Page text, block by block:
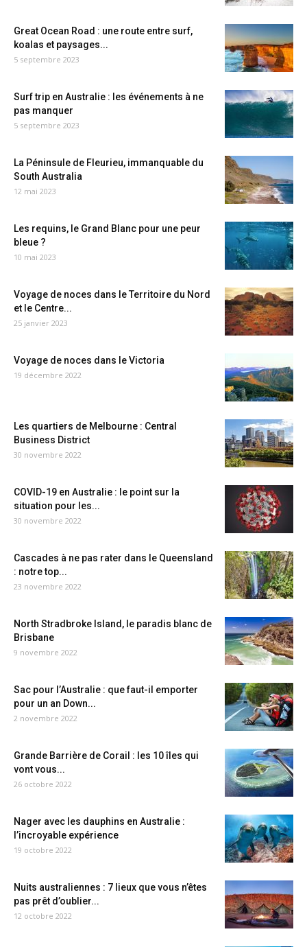
Great Ocean Road : une route entre surf,
koalas et paysages...
5 septembre 2023
Surf trip en Australie : les événements à ne
pas manquer
5 septembre 2023
La Péninsule de Fleurieu, immanquable du
South Australia
12 mai 2023
Les requins, le Grand Blanc pour une peur
bleue ?
10 mai 2023
Voyage de noces dans le Territoire du Nord
et le Centre...
25 janvier 2023
Voyage de noces dans le Victoria
19 décembre 2022
Les quartiers de Melbourne : Central
Business District
30 novembre 2022
COVID-19 en Australie : le point sur la
situation pour les...
30 novembre 2022
Cascades à ne pas rater dans le Queensland
: notre top...
23 novembre 2022
North Stradbroke Island, le paradis blanc de
Brisbane
9 novembre 2022
Sac pour l’Australie : que faut-il emporter
pour un an Down...
2 novembre 2022
Grande Barrière de Corail : les 10 îles qui
vont vous...
26 octobre 2022
Nager avec les dauphins en Australie :
l’incroyable expérience
19 octobre 2022
Nuits australiennes : 7 lieux que vous n’êtes
pas prêt d’oublier...
12 octobre 2022